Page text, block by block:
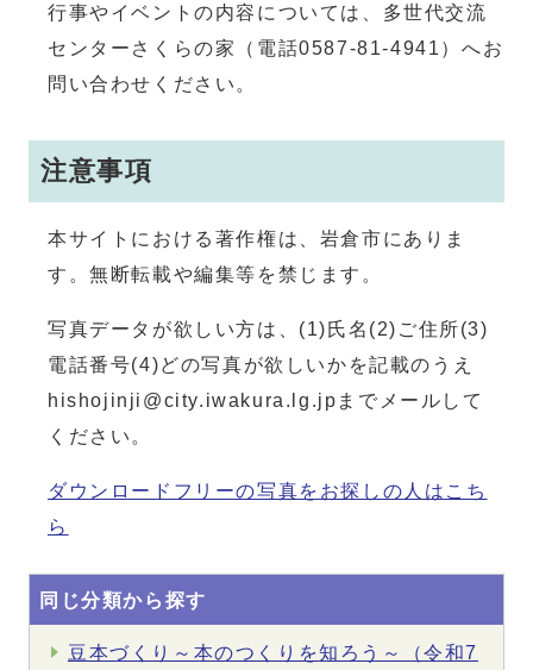
行事やイベントの内容については、多世代交流
センターさくらの家（電話0587-81-4941）へお
問い合わせください。
注意事項
本サイトにおける著作権は、岩倉市にありま
す。無断転載や編集等を禁じます。
写真データが欲しい方は、(1)氏名(2)ご住所(3)
電話番号(4)どの写真が欲しいかを記載のうえ
hishojinji@city.iwakura.lg.jpまでメールして
ください。
ダウンロードフリーの写真をお探しの人はこち
ら
同じ分類から探す
豆本づくり～本のつくりを知ろう～（令和7